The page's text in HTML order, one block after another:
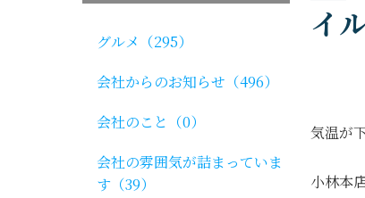
イ
気温が
小林本
グルメ（295）
会社からのお知らせ（496）
会社のこと（0）
会社の雰囲気が詰まっていま
す（39）